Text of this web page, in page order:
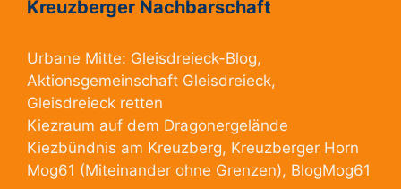
Kreuzberger Nachbarschaft
Urbane Mitte: Gleisdreieck-Blog,
Aktionsgemeinschaft Gleisdreieck,
Gleisdreieck retten
Kiezraum auf dem Dragonergelände
Kiezbündnis am Kreuzberg, Kreuzberger Horn
Mog61 (Miteinander ohne Grenzen), BlogMog61